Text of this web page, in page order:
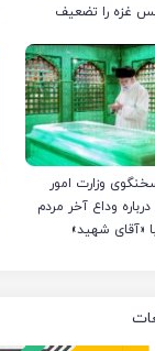
غزه را تضعیف
وزارت امور
وداع آخر مردم
«آقای شهید»